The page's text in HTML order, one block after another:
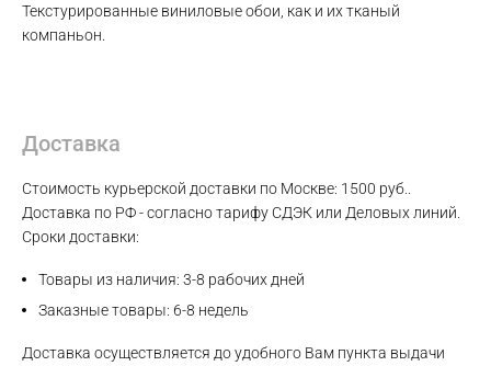
Текстурированные виниловые обои, как и их тканый
компаньон.
Доставка
Стоимость курьерской доставки по Москве: 1500 руб..
Доставка по РФ - согласно тарифу СДЭК или Деловых линий.
Сроки доставки:
Товары из наличия: 3-8 рабочих дней
Заказные товары: 6-8 недель
Доставка осуществляется до удобного Вам пункта выдачи